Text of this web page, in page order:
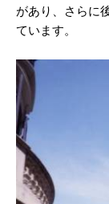
があり、さらに
ています。